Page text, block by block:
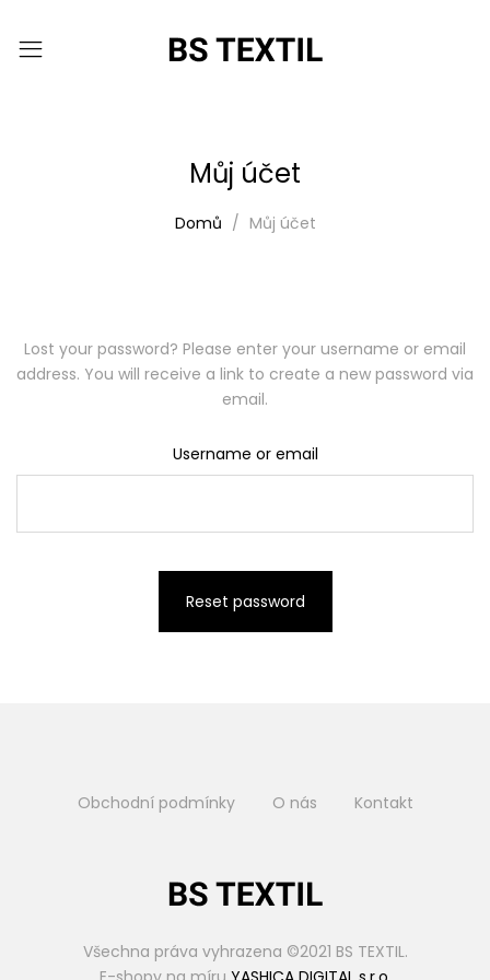
Můj účet
Domů Můj účet
Lost your password? Please enter your username or email
address. You will receive a link to create a new password via
email.
Username or email
Reset password
Obchodní podmínky O nás Kontakt
Všechna práva vyhrazena ©2021 BS TEXTIL.